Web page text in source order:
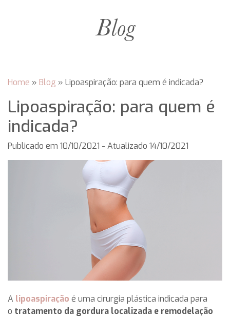
Blog
Home » Blog » Lipoaspiração: para quem é indicada?
Lipoaspiração: para quem é
indicada?
Publicado em 10/10/2021 - Atualizado 14/10/2021
A lipoaspiração é uma cirurgia plástica indicada para
o tratamento da gordura localizada e remodelação